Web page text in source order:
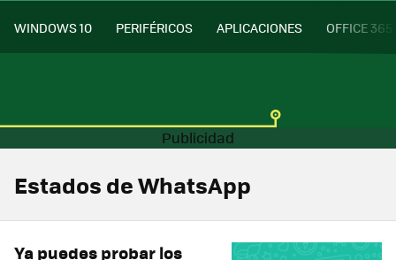
WINDOWS 10 PERIFÉRICOS APLICACIONES OFFICE 365
Estados de WhatsApp
Ya puedes probar los